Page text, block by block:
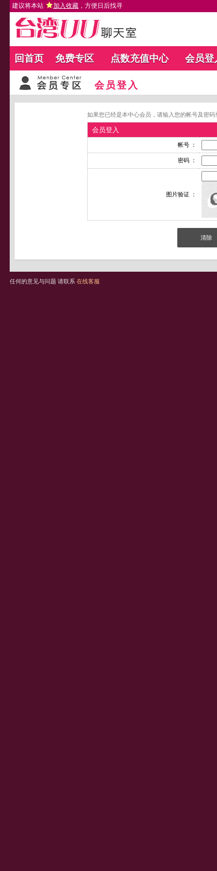
建议将本站 加入收藏 ，方便日后找寻
回首页 免费专区 点数充值中心 会员登
会员登入
如果您已经是本中心会员，请输入您的帐号及密
会员登入
帐号 ：
密码 ：
图片验证 ：
任何的意见与问题 请联系 在线客服